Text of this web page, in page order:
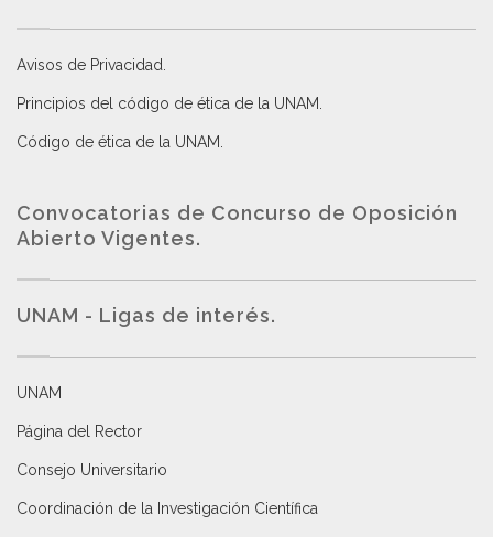
Avisos de Privacidad
Principios del código de ética de la UNAM
Código de ética de la UNAM
Convocatorias de Concurso de Oposición
Abierto Vigentes.
UNAM - Ligas de interés.
UNAM
Página del Rector
Consejo Universitario
Coordinación de la Investigación Científica